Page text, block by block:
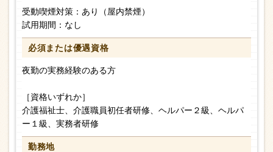
受動喫煙対策：あり（屋内禁煙）
試用期間：なし
必須または優遇資格
夜勤の実務経験のある方
［資格いずれか］
介護福祉士、介護職員初任者研修、ヘルパー２級、ヘルパ
ー１級、実務者研修
勤務地